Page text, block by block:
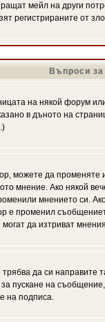
мейл на други
регистрираните от
Въпроси
на някой форум
в дъното на
можете да
мнение. Ако някой
мнението си.
е променил
да изтриват
да си
пускане на
на подписа.